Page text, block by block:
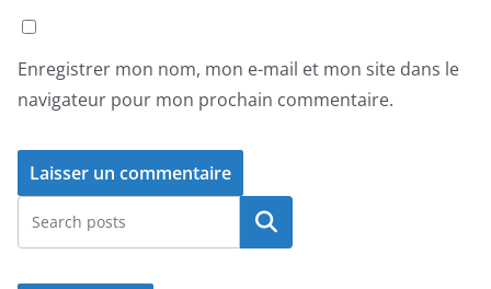
Enregistrer mon nom, mon e-mail et mon site dans le
navigateur pour mon prochain commentaire.
Rechercher